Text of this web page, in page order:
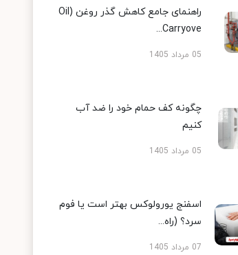
راهنمای جامع کاهش گذر روغن (Oil
Carryove...
05 مرداد 1405
چگونه کف حمام خود را ضد آب
کنیم
05 مرداد 1405
اسفنج یورولوکس بهتر است یا فوم
سرد؟ (راه...
07 مرداد 1405